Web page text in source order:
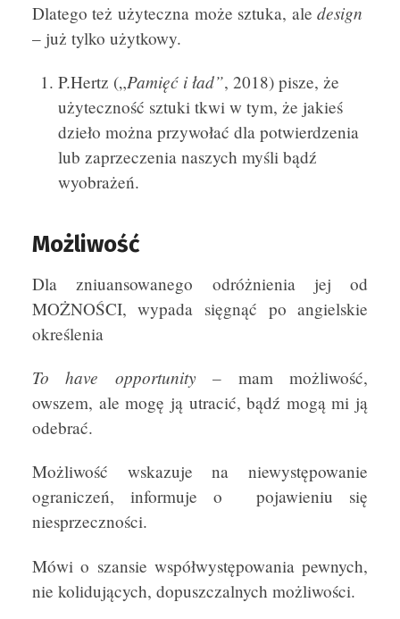
Dlatego też użyteczna może sztuka, aledesign
– już tylko użytkowy.
P.Hertz („Pamięć i ład”, 2018) pisze, że
użyteczność sztuki tkwi w tym, że jakieś
dzieło można przywołać dla potwierdzenia
lub zaprzeczenia naszych myśli bądź
wyobrażeń.
Możliwość
Dla zniuansowanego odróżnienia jej od
MOŻNOŚCI, wypada sięgnąć po angielskie
określenia
To have opportunity – mam możliwość,
owszem, ale mogę ją utracić, bądź mogą mi ją
odebrać.
Możliwość wskazuje na niewystępowanie
ograniczeń, informuje o pojawieniu się
niesprzeczności.
Mówi o szansie współwystępowania pewnych,
nie kolidujących, dopuszczalnych możliwości.